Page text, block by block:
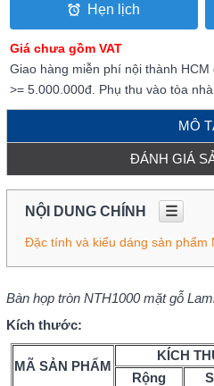
Hẹn lịch
Giá chưa gồm VAT
Giao hàng miễn phí nội thành
>= 5.000.000đ. Phụ thu vào tòa
MÔ
ĐÁNH GIÁ
NỘI DUNG CHÍNH ☰
Đặc tính và kiểu dáng sản phẩm
Bàn họp tròn NTH1000 mặt gỗ
Kích thước:
MÃ SẢN PHẨM
KÍCH
Rộng